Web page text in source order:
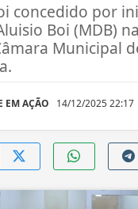
concedido por
Boi (MDB)
Municipal
EM AÇÃO 14/12/2025 22:17